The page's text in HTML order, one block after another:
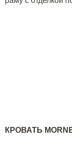
КРОВАТЬ